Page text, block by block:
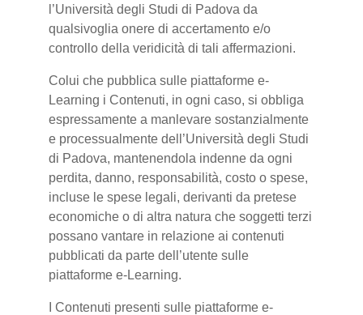
l’Università degli Studi di Padova da
qualsivoglia onere di accertamento e/o
controllo della veridicità di tali affermazioni.
Colui che pubblica sulle piattaforme e-
Learning i Contenuti, in ogni caso, si obbliga
espressamente a manlevare sostanzialmente
e processualmente dell’Università degli Studi
di Padova, mantenendola indenne da ogni
perdita, danno, responsabilità, costo o spese,
incluse le spese legali, derivanti da pretese
economiche o di altra natura che soggetti terzi
possano vantare in relazione ai contenuti
pubblicati da parte dell’utente sulle
piattaforme e-Learning.
I Contenuti presenti sulle piattaforme e-